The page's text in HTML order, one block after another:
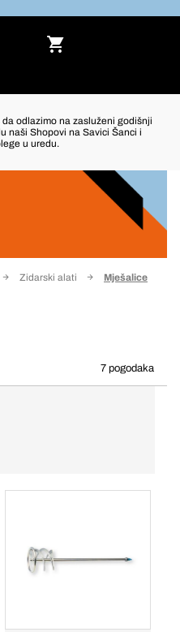
odlazimo na zasluženi godišnji
naši Shopovi na Savici Šanci i
u uredu.
Zidarski alati Mješalice
7 pogodaka